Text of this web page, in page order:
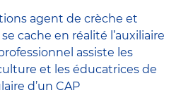
agent de crèche et
cache en réalité l’auxiliaire
assiste les
et les éducatrices de
d’un CAP